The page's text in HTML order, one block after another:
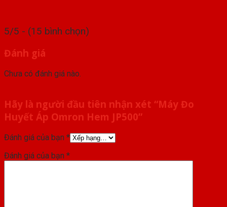
5/5 - (15 bình chọn)
Đánh giá
Chưa có đánh giá nào.
Hãy là người đầu tiên nhận xét “Máy Đo
Huyết Áp Omron Hem JP500”
Đánh giá của bạn *
Đánh giá của bạn *